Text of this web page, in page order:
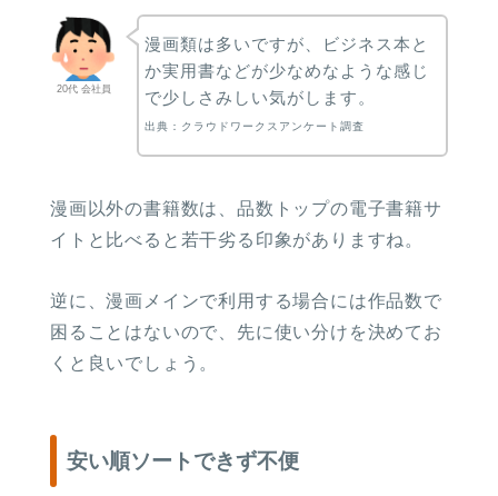
20代 会社員
漫画類は多いですが、ビジネス本と
か実用書などが少なめなような感じ
で少しさみしい気がします。
出典：クラウドワークスアンケート調査
漫画以外の書籍数は、品数トップの電子書籍サ
イトと比べると若干劣る印象がありますね。
逆に、漫画メインで利用する場合には作品数で
困ることはないので、先に使い分けを決めてお
くと良いでしょう。
安い順ソートできず不便